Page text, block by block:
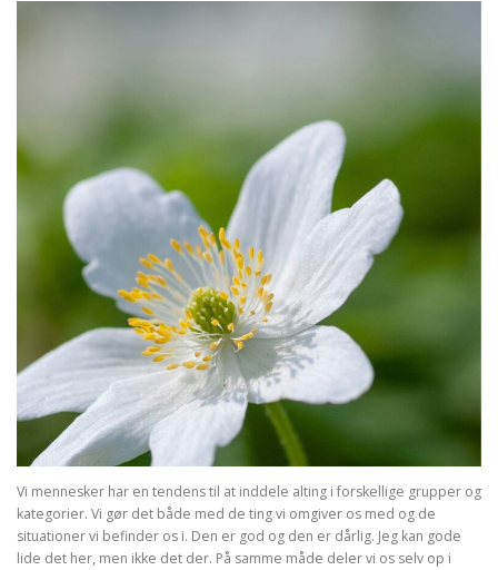
Vi mennesker har en tendens til at inddele alting i forskellige grupper og
kategorier. Vi gør det både med de ting vi omgiver os med og de
situationer vi befinder os i. Den er god og den er dårlig. Jeg kan gode
lide det her, men ikke det der. På samme måde deler vi os selv op i